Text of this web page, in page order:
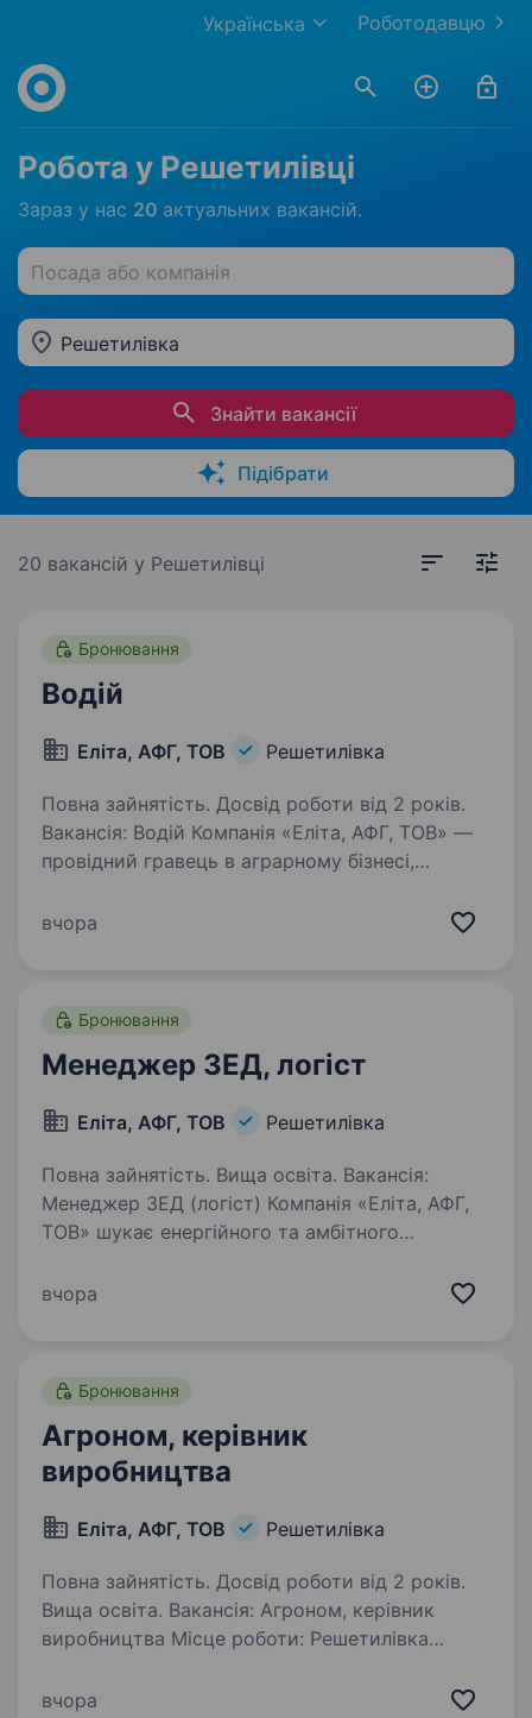
Роботодавцю
Українська
Робота у Решетилівці
Зараз у нас 20 актуальних вакансій.
Посада або компанія
Решетилівка
Знайти вакансії
Підібрати
20 вакансій у Решетилівці
Бронювання
Водій
Еліта, АФГ, ТОВ Решетилівка
Повна зайнятість. Досвід роботи від 2 років.
Вакансія: Водій Компанія «Еліта, АФГ, ТОВ» —
провідний гравець в аграрному бізнесі,
та тваринництві. Ми запрошуємо
вчора
Бронювання
Менеджер ЗЕД, логіст
Еліта, АФГ, ТОВ Решетилівка
Повна зайнятість. Вища освіта. Вакансія:
Менеджер ЗЕД (логіст) Компанія «Еліта, АФГ,
ТОВ» шукає енергійного та амбітного
провідними у сфері аграрного бізнесу,
вчора
Бронювання
Агроном, керівник
виробництва
Еліта, АФГ, ТОВ Решетилівка
Повна зайнятість. Досвід роботи від 2 років.
Вища освіта. Вакансія: Агроном, керівник
виробництва Місце роботи: Решетилівка
висококваліфікованого спеціаліста на посаду
вчора